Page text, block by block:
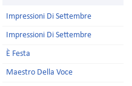
Impressioni Di Settembre
Impressioni Di Settembre
È Festa
Maestro Della Voce